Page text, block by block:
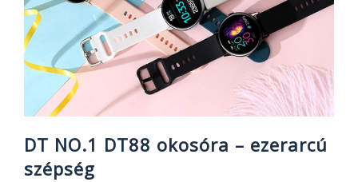
mi
ez
a
telefon?
DT NO.1 DT88 okosóra – ezerarcú
szépség